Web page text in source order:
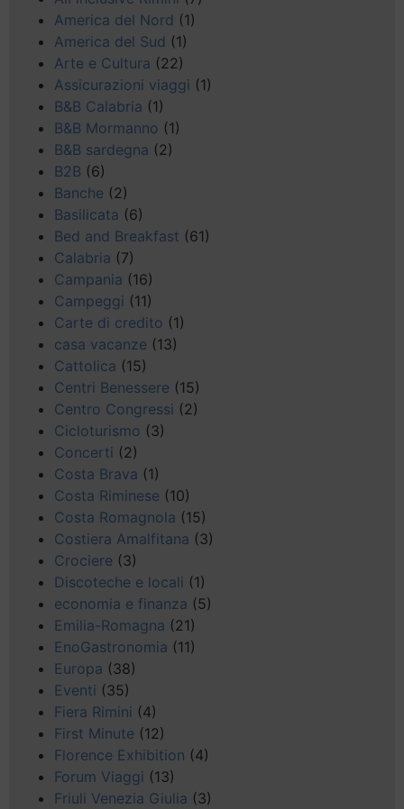
America del Nord (1)
America del Sud (1)
Arte e Cultura (22)
Assicurazioni viaggi (1)
B&B Calabria (1)
B&B Mormanno (1)
B&B sardegna (2)
B2B (6)
Banche (2)
Basilicata (6)
Bed and Breakfast (61)
Calabria (7)
Campania (16)
Campeggi (11)
Carte di credito (1)
casa vacanze (13)
Cattolica (15)
Centri Benessere (15)
Centro Congressi (2)
Cicloturismo (3)
Concerti (2)
Costa Brava (1)
Costa Riminese (10)
Costa Romagnola (15)
Costiera Amalfitana (3)
Crociere (3)
Discoteche e locali (1)
economia e finanza (5)
Emilia-Romagna (21)
EnoGastronomia (11)
Europa (38)
Eventi (35)
Fiera Rimini (4)
First Minute (12)
Florence Exhibition (4)
Forum Viaggi (13)
Friuli Venezia Giulia (3)